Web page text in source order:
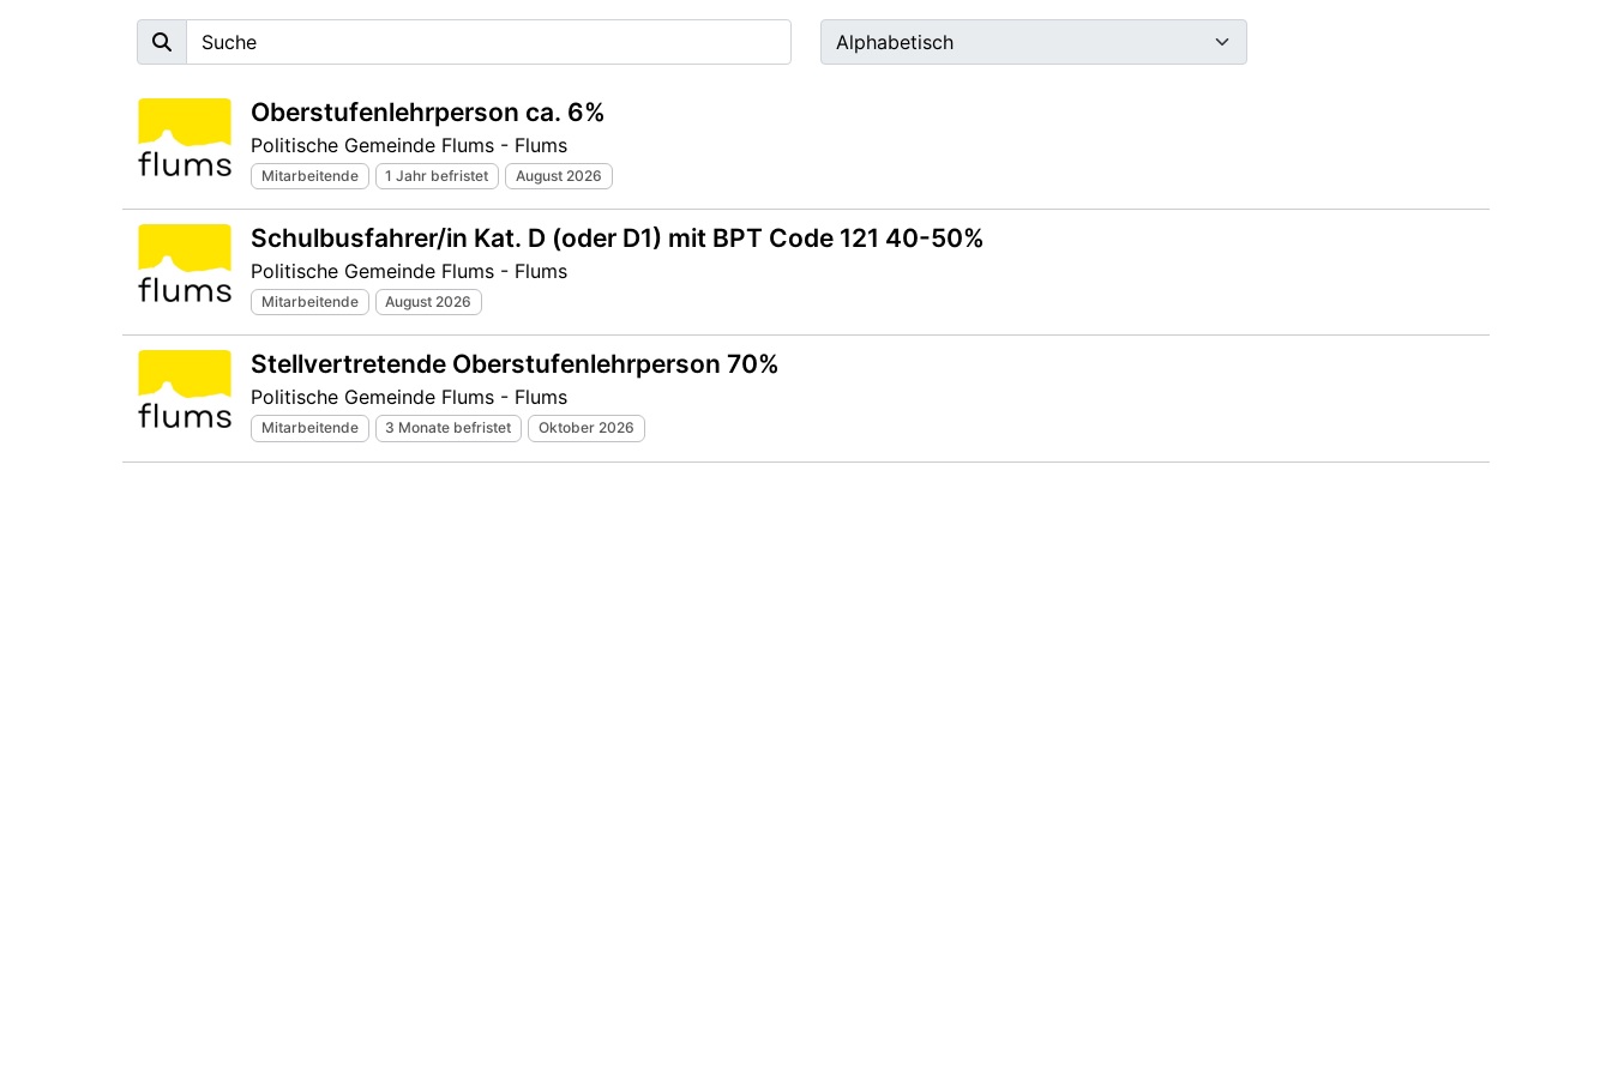
Oberstufenlehrperson ca. 6%
Politische Gemeinde Flums - Flums
Mitarbeitende 1 Jahr befristet August 2026
Schulbusfahrer/in Kat. D (oder D1) mit BPT Code 121 40-50%
Politische Gemeinde Flums - Flums
Mitarbeitende August 2026
Stellvertretende Oberstufenlehrperson 70%
Politische Gemeinde Flums - Flums
Mitarbeitende 3 Monate befristet Oktober 2026